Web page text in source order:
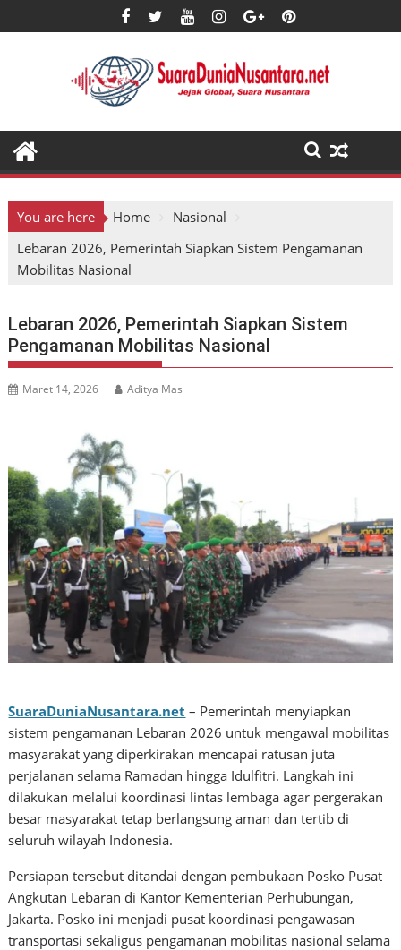
to
You are here Home
Nasional
Lebaran 2026, Pemerintah Siapkan Sistem Pengamanan
Mobilitas Nasional
Lebaran 2026, Pemerintah Siapkan Sistem
Pengamanan Mobilitas Nasional
Maret 14, 2026 Aditya Mas
SuaraDuniaNusantara.net – Pemerintah menyiapkan
sistem pengamanan Lebaran 2026 untuk mengawal mobilitas
masyarakat yang diperkirakan mencapai ratusan juta
perjalanan selama Ramadan hingga Idulfitri. Langkah ini
dilakukan melalui koordinasi lintas lembaga agar pergerakan
besar masyarakat tetap berlangsung aman dan tertib di
seluruh wilayah Indonesia.
Persiapan tersebut ditandai dengan pembukaan Posko Pusat
Angkutan Lebaran di Kantor Kementerian Perhubungan,
Jakarta. Posko ini menjadi pusat koordinasi pengawasan
transportasi sekaligus pengamanan mobilitas nasional selama